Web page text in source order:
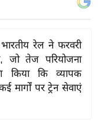
भारतीय रेल ने फरवरी
तेज परियोजना
किया कि व्यापक
मार्गों पर ट्रेन सेवाएं